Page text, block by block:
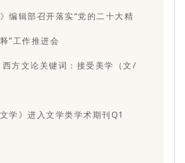
编辑部召开落实“党的二十大精
”工作推进会
方文论关键词：接受美学（文/
学》进入文学类学术期刊Q1